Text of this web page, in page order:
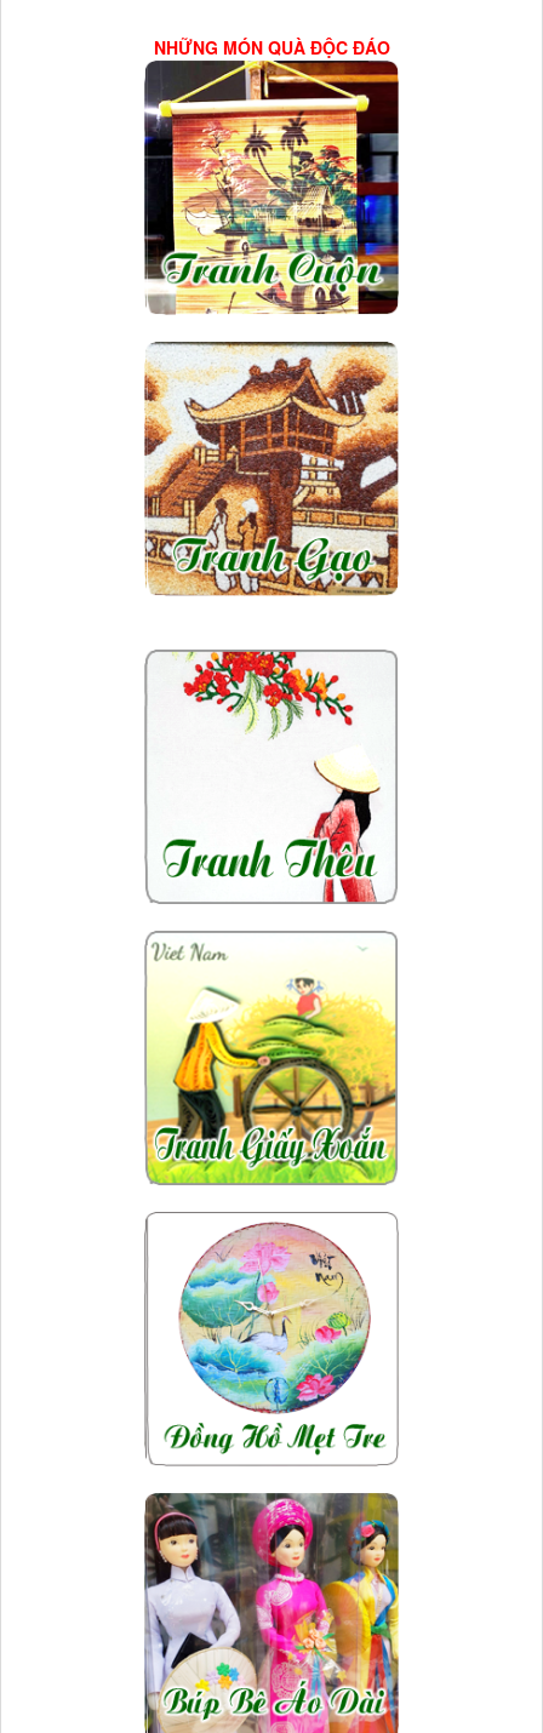
NHỮNG MÓN QUÀ ĐỘC ĐÁO